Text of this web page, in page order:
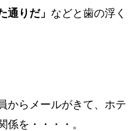
通りだ」 などと歯の浮く
からメールがきて、ホテ
係を・・・・。